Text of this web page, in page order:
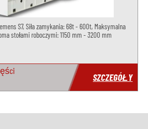
S7, Siła zamykania: 68t - 600t, Maksymalna
stołami roboczymi: 1150 mm - 3200 mm
SZCZEGÓŁY